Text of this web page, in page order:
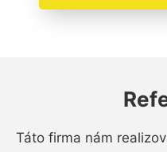
Táto firma nám